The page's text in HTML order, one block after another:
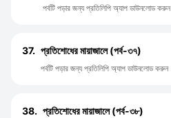
পর্বটি পড়ার জন্য প্রতিলিপি অ্যাপ ডাউনলোড করুন
37. প্রতিশোধের মায়াজালে (পর্ব-৩৭)
পর্বটি পড়ার জন্য প্রতিলিপি অ্যাপ ডাউনলোড করুন
38. প্রতিশোধের মায়াজালে (পর্ব-৩৮)